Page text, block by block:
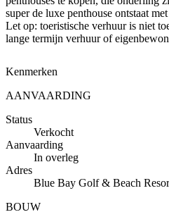
super de luxe penthouse ontstaat
Let op: toeristische verhuur is niet
lange termijn verhuur of
Kenmerken
AANVAARDING
Status
Verkocht
Aanvaarding
In overleg
Adres
Blue Bay Golf & Beach
BOUW